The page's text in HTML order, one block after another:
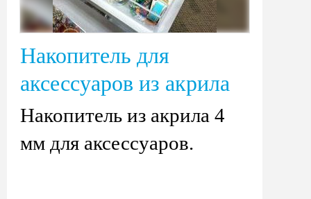
Накопитель для
аксессуаров из акрила
Накопитель из акрила 4
мм для аксессуаров.